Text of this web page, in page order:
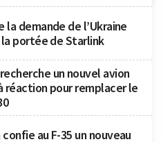
la demande de l’Ukraine
portée de Starlink
un nouvel avion
réaction pour remplacer le
au F-35 un nouveau